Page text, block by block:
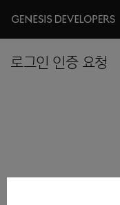
로그인 인증 요청